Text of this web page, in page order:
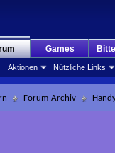
Aktionen Nützliche Links
Games
Forum-Archiv